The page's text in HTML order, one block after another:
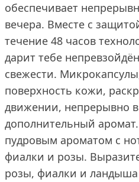
обеспечивает
вечера. Вместе с
течение 48 часов
дарит тебе
свежести.
поверхность кожи,
движении, непрерывно
дополнительный
пудровым ароматом с
фиалки и розы.
розы, фиалки и ландыша